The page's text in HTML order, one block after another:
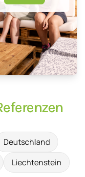
Deutschland
Liechtenstein